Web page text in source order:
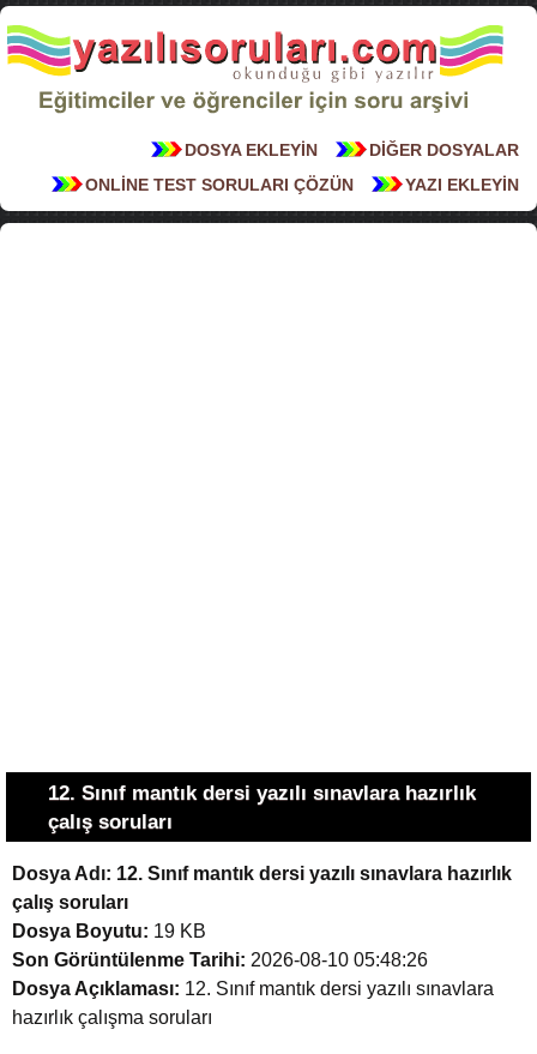
DİĞER DOSYALAR
DOSYA EKLEYİN
YAZI EKLEYİN
ONLİNE TEST SORULARI ÇÖZÜN
12. Sınıf mantık dersi yazılı sınavlara hazırlık
çalış soruları
Dosya Adı: 12. Sınıf mantık dersi yazılı sınavlara hazırlık
çalış soruları
Dosya Boyutu: 19 KB
Son Görüntülenme Tarihi: 2026-08-10 05:48:26
Dosya Açıklaması: 12. Sınıf mantık dersi yazılı sınavlara
hazırlık çalışma soruları